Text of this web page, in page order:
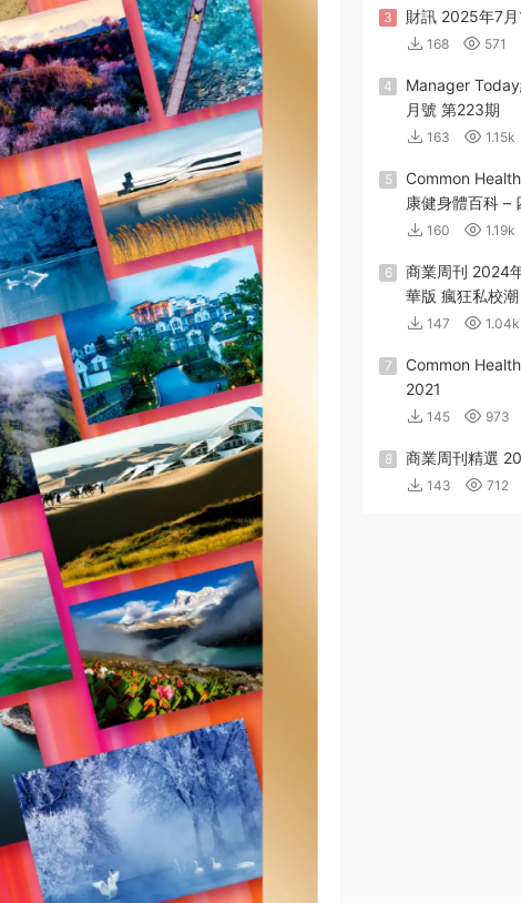
3 財訊 2025年7
168 571
4
Manager
月號 第223期
163 1.15k
5
Common
康健身體百科 –
160 1.19k
6
商業周刊 2024
華版 瘋狂私校潮
147 1.04k
7
Common
2021
145 973
8 商業周刊精選
143 712